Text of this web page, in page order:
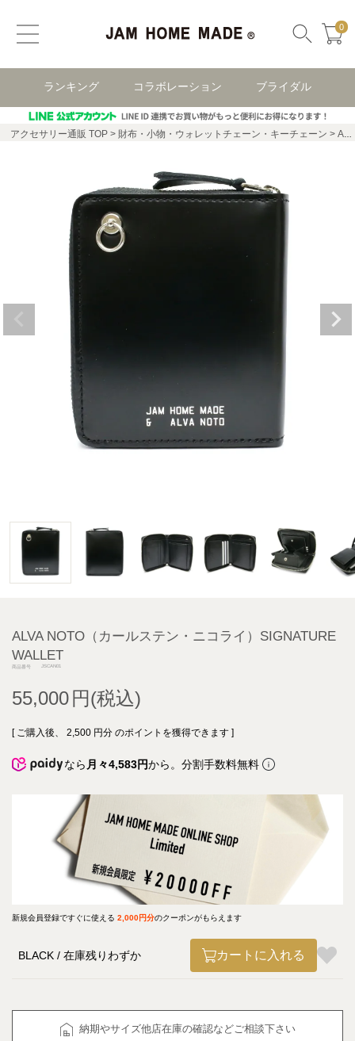
0
ランキング コラボレーション ブライダル
アクセサリー通販 TOP 財布・小物・ウォレットチェーン・キーチェーン ALVA NOTO（カールステン・ニコライ）SIGNATURE WALLET
ALVA NOTO（カールステン・ニコライ）SIGNATURE
WALLET
商品番号 JSCAN01
55,000
[ ご購入後、 2,500 円分 のポイントを獲得できます ]
なら 月々4,583円から。分割手数料無料
新規会員登録ですぐに使える 2,000円分のクーポンがもらえます
BLACK 在庫残りわずか カートに入れる
納期やサイズ他店在庫の確認などご相談下さい